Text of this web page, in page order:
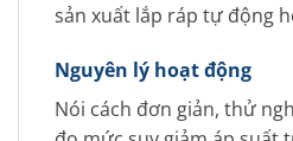
sản xuất lắp ráp tự động
Nguyên lý hoạt động
Nói cách đơn giản, thử